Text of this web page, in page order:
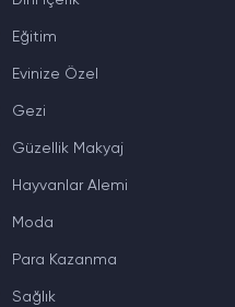
Eğitim
Evinize Özel
Gezi
Güzellik Makyaj
Hayvanlar Alemi
Moda
Para Kazanma
Sağlık